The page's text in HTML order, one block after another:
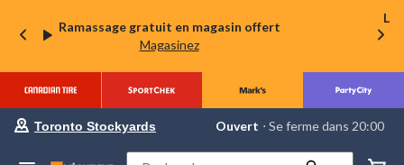
Ramassage gratuit en magasin offert
Magasinez
La
votre
préféré
Toronto Stockyards Ouvert ⋅ Se ferme dans 20:00